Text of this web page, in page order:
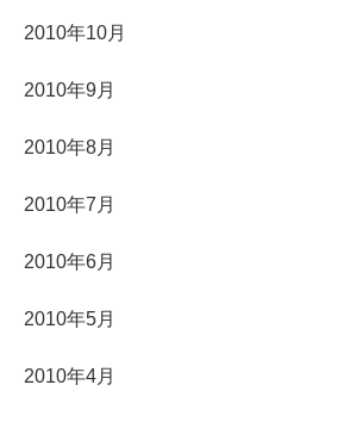
2010年10月
2010年9月
2010年8月
2010年7月
2010年6月
2010年5月
2010年4月